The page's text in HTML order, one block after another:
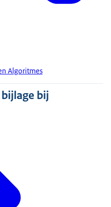
Algoritmes
bij